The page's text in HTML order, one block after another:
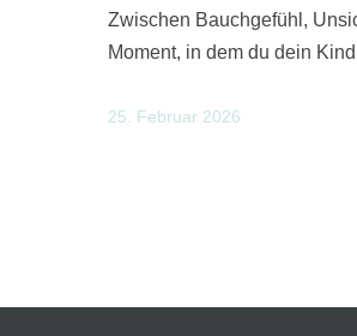
Zwischen Bauchgefühl,
Moment, in dem du dein
25. Februar 2026